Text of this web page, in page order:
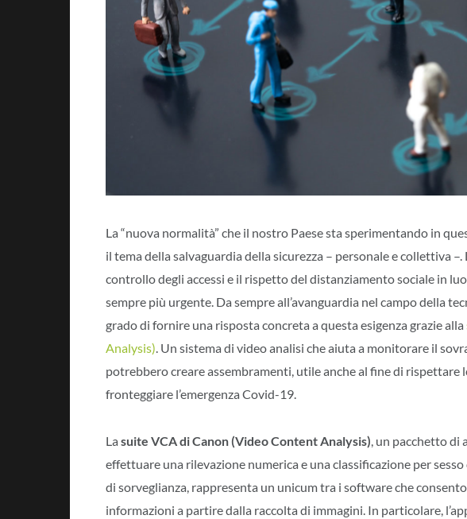
La “nuova normalità” che il nostro Paese sta sperimentando in
il tema della salvaguardia della sicurezza – personale e collettiva
controllo degli accessi e il rispetto del distanziamento sociale in
sempre più urgente. Da sempre all’avanguardia nel campo della
grado di fornire una risposta concreta a questa esigenza grazie alla
Analysis). Un sistema di video analisi che aiuta a monitorare il
potrebbero creare assembramenti, utile anche al fine di rispettare
fronteggiare l’emergenza Covid-19.
La suite VCA di Canon (Video Content Analysis), un pacchetto di
effettuare una rilevazione numerica e una classificazione per
di sorveglianza, rappresenta un unicum tra i software che
informazioni a partire dalla raccolta di immagini. In particolare,